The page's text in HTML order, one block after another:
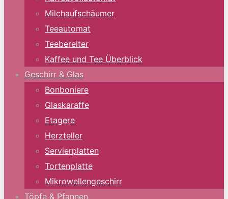
Milchaufschäumer
Teeautomat
Teebereiter
Kaffee und Tee Überblick
Geschirr & Glas
Bonboniere
Glaskaraffe
Etagere
Herzteller
Servierplatten
Tortenplatte
Mikrowellengeschirr
Töpfe & Pfannen